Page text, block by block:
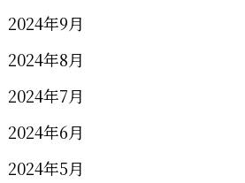
2024年9月
2024年8月
2024年7月
2024年6月
2024年5月